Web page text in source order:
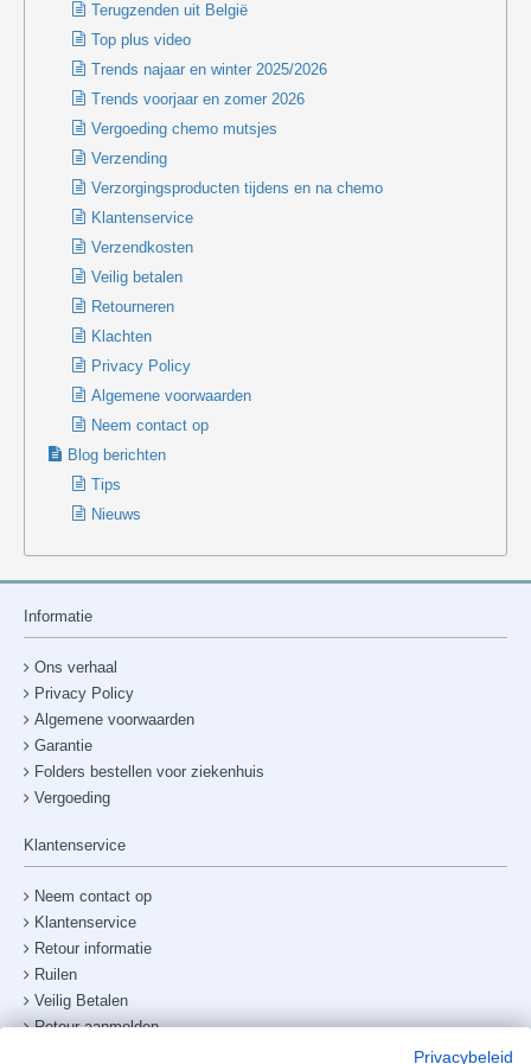
Terugzenden uit België
Top plus video
Trends najaar en winter 2025/2026
Trends voorjaar en zomer 2026
Vergoeding chemo mutsjes
Verzending
Verzorgingsproducten tijdens en na chemo
Klantenservice
Verzendkosten
Veilig betalen
Retourneren
Klachten
Privacy Policy
Algemene voorwaarden
Neem contact op
Blog berichten
Tips
Nieuws
Informatie
Ons verhaal
Privacy Policy
Algemene voorwaarden
Garantie
Folders bestellen voor ziekenhuis
Vergoeding
Klantenservice
Neem contact op
Klantenservice
Retour informatie
Ruilen
Veilig Betalen
Retour aanmelden
Privacybeleid